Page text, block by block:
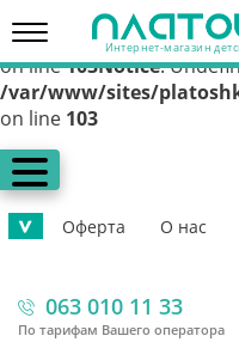
: Undefined index:
/var/www/sites/
on line103Notice:
/var/www/sites/
on line 103
> Оферта О нас
063 010 11 33
По тарифам Вашего оператора
Интернет-магазин